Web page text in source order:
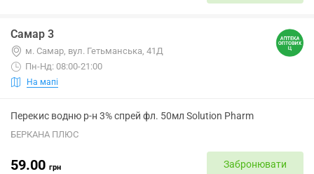
Самар 3
м. Самар, вул. Гетьманська, 41Д
Пн-Нд: 08:00-21:00
На мапі
Перекис водню р-н 3% спрей фл. 50мл Solution Pharm
БЕРКАНА ПЛЮС
59.00 грн Забронювати